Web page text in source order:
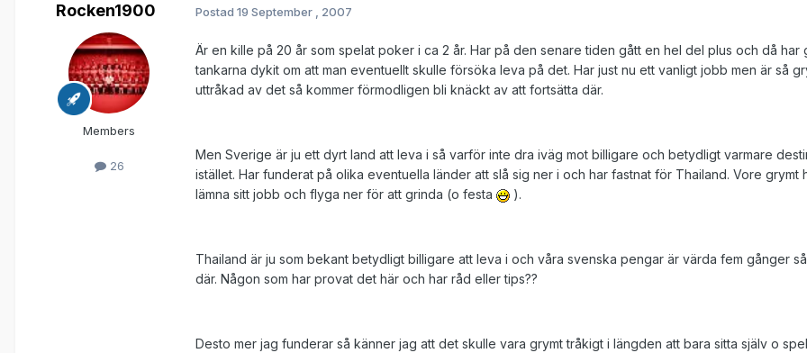
Rocken1900
Members
26
Postad 19 September , 2007
Är en kille på 20 år som spelat poker i ca 2 år. Har på den senare tiden gått en hel del plus och då har
tankarna dykit om att man eventuellt skulle försöka leva på det. Har just nu ett vanligt jobb men är så
uttråkad av det så kommer förmodligen bli knäckt av att fortsätta där.
Men Sverige är ju ett dyrt land att leva i så varför inte dra iväg mot billigare och betydligt varmare
istället. Har funderat på olika eventuella länder att slå sig ner i och har fastnat för Thailand. Vore grymt
lämna sitt jobb och flyga ner för att grinda (o festa
).
Thailand är ju som bekant betydligt billigare att leva i och våra svenska pengar är värda fem gånger
där. Någon som har provat det här och har råd eller tips??
Desto mer jag funderar så känner jag att det skulle vara grymt tråkigt i längden att bara sitta själv o